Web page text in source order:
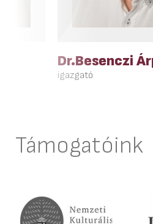
Dr.Besenczi
igazgató
Támogatóink